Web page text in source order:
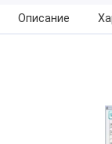
Описание